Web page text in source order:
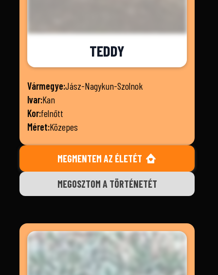
TEDDY
Vármegye:Jász-Nagykun-Szolnok
Ivar:Kan
Kor:felnőtt
Méret:Közepes
MEGMENTEM AZ ÉLETÉT
MEGOSZTOM A TÖRTÉNETÉT